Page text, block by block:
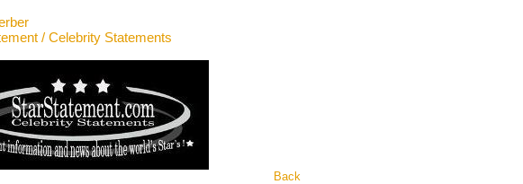
/ Celebrity Statements
Back